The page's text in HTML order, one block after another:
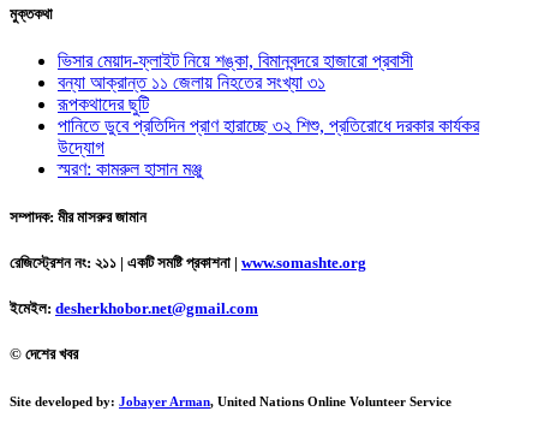
মুক্তকথা
ভিসার মেয়াদ-ফ্লাইট নিয়ে শঙ্কা, বিমানবন্দরে হাজারো প্রবাসী
বন্যা আক্রান্ত ১১ জেলায় নিহতের সংখ্যা ৩১
রূপকথাদের ছুটি
পানিতে ডুবে প্রতিদিন প্রাণ হারাচ্ছে ৩২ শিশু, প্রতিরোধে দরকার কার্যকর
উদ্যোগ
স্মরণ: কামরুল হাসান মঞ্জু
সম্পাদক: মীর মাসরুর জামান
রেজিস্ট্রেশন নং: ২১১ | একটি সমষ্টি প্রকাশনা | www.somashte.org
ইমেইল: desherkhobor.net@gmail.com
© দেশের খবর
Site developed by: Jobayer Arman, United Nations Online Volunteer Service